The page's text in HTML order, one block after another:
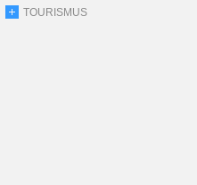
TOURISMUS